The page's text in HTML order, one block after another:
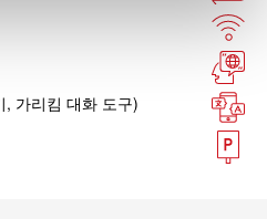
가리킴 대화 도구)